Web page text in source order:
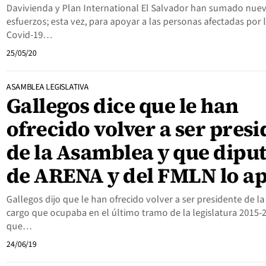
Davivienda y Plan International El Salvador han sumado
esfuerzos; esta vez, para apoyar a las personas afectadas por
Covid-19…
25/05/20
ASAMBLEA LEGISLATIVA
Gallegos dice que le han
ofrecido volver a ser
de la Asamblea y que
de ARENA y del FMLN lo
Gallegos dijo que le han ofrecido volver a ser presidente de
cargo que ocupaba en el último tramo de la legislatura 2015-
que…
24/06/19